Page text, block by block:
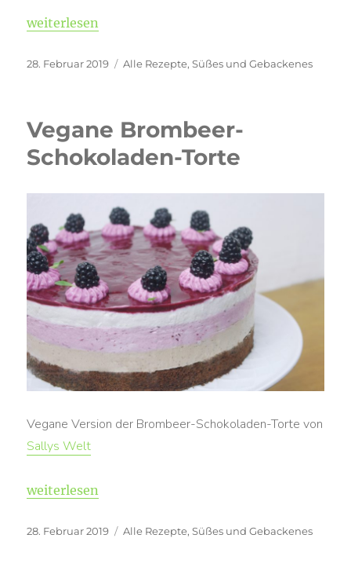
„Vegane Berliner“
weiterlesen
Veröffentlicht
28. Februar 2019 Kategorien
Alle Rezepte,Süßes und Gebackenes
Vegane Brombeer-
Schokoladen-Torte
Vegane Version der Brombeer-Schokoladen-Torte von
Sallys Welt
„Vegane Brombeer-Schokoladen-Torte“
weiterlesen
Veröffentlicht
28. Februar 2019 Kategorien
Alle Rezepte,Süßes und Gebackenes